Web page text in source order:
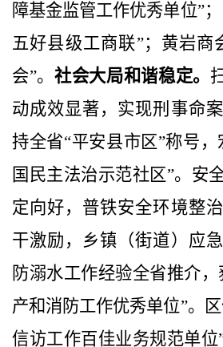
障基金监管工作优秀单位”
五好县级工商联”；黄岩商
会”。 社会大局和谐稳定。
动成效显著，实现刑事命
持全省“平安县市区”称号
国民主法治示范社区”。安
定向好，普铁安全环境整
干激励，乡镇（街道）应
防溺水工作经验全省推介
产和消防工作优秀单位”。
信访工作百佳业务规范单位”